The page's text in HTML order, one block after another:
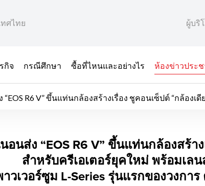
ทศไทย ผู้บริ
กิจ กรณีศึกษา ซื้อที่ไหนและอย่างไร
ห้องข่าวประ
R6 V” ขึ้นแท่นกล้องสร้างเรื่อง ชูคอนเซ็ปต์ “กล้องเดี
R6 V” ขึ้นแท่นก
อนส่ง “EOS R6 V” ขึ้นแท่นกล้องสร้า
สำหรับครีเอเตอร์ยุคใหม่ พร้อมเลน
วเวอร์ซูม L-Series รุ่นแรกของวงก